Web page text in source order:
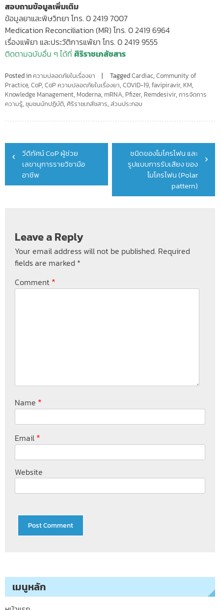
สอบถามข้อมูลเพิ่มเติม
ข้อมูลยาและพิษวิทยา โทร. 0 2419 7007
Medication Reconciliation (MR) โทร. 0 2419 6964
เรื่องแพ้ยา และประวัติการแพ้ยา โทร. 0 2419 9555
ติดตามฉบับอื่น ๆ ได้ที่ ศิริราชเภสัชสาร
Posted in ความปลอดภัยในเรื่องยา TaggedCardiac, Community of
Practice, CoP, CoP ความปลอดภัยในเรื่องยา, COVID-19, favipiravir, KM,
Knowledge Management, Moderna, mRNA, Pfizer, Remdesivir, การจัดการ
ความรู้, ชุมชนนักปฏิบัติ, ศิริราชเภสัชสาร, ส่วนประกอบ
Post
navigation
วีดิทัศน์ CoP ผู้ช่วย
เลขานุการรายวิชามือ
อาชีพ
ชนิดของไมโครโฟน และ
รูปแบบการรับเสียง ของ
ไมโครโฟน (Polar
pattern)
Leave a Reply
Your email address will not be published. Required
fields are marked *
Comment *
Name *
Email *
Website
เมนูหลัก